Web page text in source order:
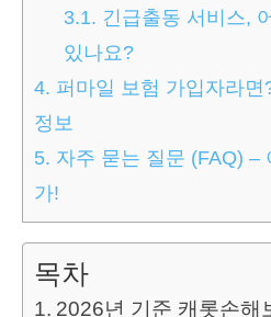
3.1. 긴급출동 서비스,
있나요?
4. 퍼마일 보험 가입자라
정보
5. 자주 묻는 질문 (FAQ) –
가!
목차
2026년 기준 캐롯손해